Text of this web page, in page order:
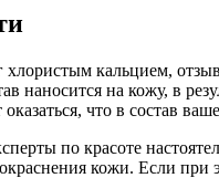
кальцием,
наносится на кожу, в
что в состав
по красоте
кожи. Если при